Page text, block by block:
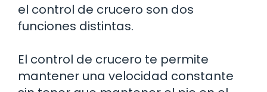
el control de crucero son dos
funciones distintas.
El control de crucero te permite
mantener una velocidad constante